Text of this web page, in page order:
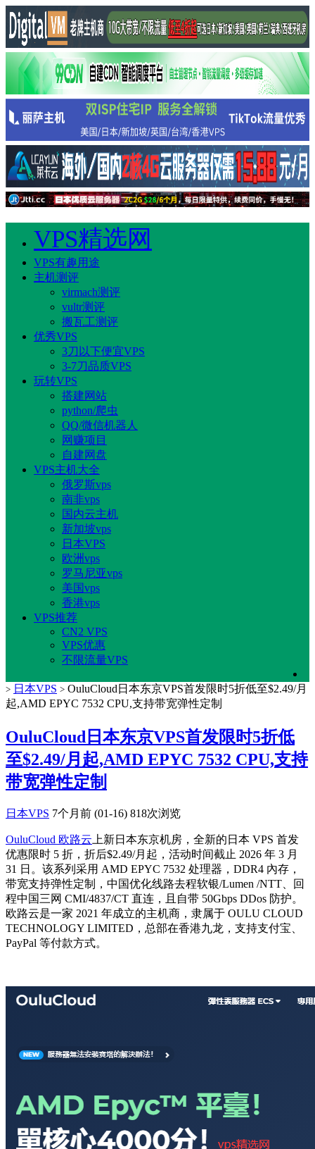
VPS精选网
VPS有趣用途
主机测评
virmach测评
vultr测评
搬瓦工测评
优秀VPS
3刀以下便宜VPS
3-7刀品质VPS
玩转VPS
搭建网站
python/爬虫
QQ/微信机器人
网赚项目
自建网盘
VPS主机大全
俄罗斯vps
南非vps
国内云主机
新加坡vps
日本VPS
欧洲vps
罗马尼亚vps
美国vps
香港vps
VPS推荐
CN2 VPS
VPS优惠
不限流量VPS
> 日本VPS > OuluCloud日本东京VPS首发限时5折低至$2.49/月
起,AMD EPYC 7532 CPU,支持带宽弹性定制
OuluCloud日本东京VPS首发限时5折低
至$2.49/月起,AMD EPYC 7532 CPU,支持
带宽弹性定制
日本VPS 7个月前 (01-16) 818次浏览
OuluCloud 欧路云上新日本东京机房，全新的日本 VPS 首发
优惠限时 5 折，折后$2.49/月起，活动时间截止 2026 年 3 月
31 日。该系列采用 AMD EPYC 7532 处理器，DDR4 內存，
带宽支持弹性定制，中国优化线路去程软银/Lumen /NTT、回
程中国三网 CMI/4837/CT 直连，且自带 50Gbps DDos 防护。
欧路云是一家 2021 年成立的主机商，隶属于 OULU CLOUD
TECHNOLOGY LIMITED，总部在香港九龙，支持支付宝、
PayPal 等付款方式。